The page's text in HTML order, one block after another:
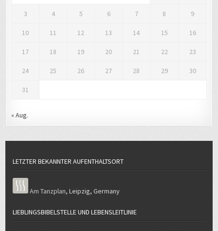
3 4 5 6 7 8 9
10 11 12 13 14 15 16
17 18 19 20 21 22 23
24 25 26 27 28 29 30
31
« Aug.
LETZTER BEKANNTER AUFENTHALTSORT
Am Tanzplan,Leipzig,Germany
LIEBLINGSBIBELSTELLE UND LEBENSLEITLINIE